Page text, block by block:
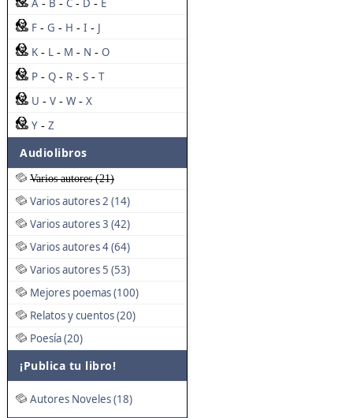
A - B - C - D - E
F - G - H - I - J
K - L - M - N - O
P - Q - R - S - T
U - V - W - X
Y - Z
Audiolibros
Varios autores (21)
Varios autores 2 (14)
Varios autores 3 (42)
Varios autores 4 (64)
Varios autores 5 (53)
Mejores poemas (100)
Relatos y cuentos (20)
Poesía (20)
¡Publica tu libro!
Autores Noveles (18)